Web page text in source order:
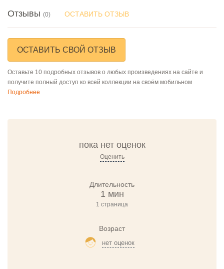
Отзывы (0) ОСТАВИТЬ ОТЗЫВ
ОСТАВИТЬ СВОЙ ОТЗЫВ
Оставьте 10 подробных отзывов о любых произведениях на сайте и
получите полный доступ ко всей коллекции на своём мобильном
Подробнее
пока нет оценок
Оценить
Длительность
1 мин
1 страница
Возраст
нет оценок